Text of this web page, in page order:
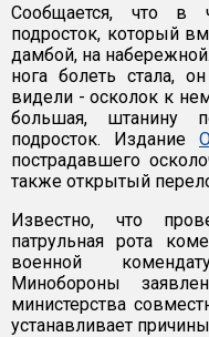
Сообщается, что в
подросток, который
дамбой, на
нога болеть стала,
видели - осколок к
большая, штанину
подросток. Издание
пострадавшего
также открытый
Известно, что
патрульная рота
военной
Минобороны
министерства
устанавливает